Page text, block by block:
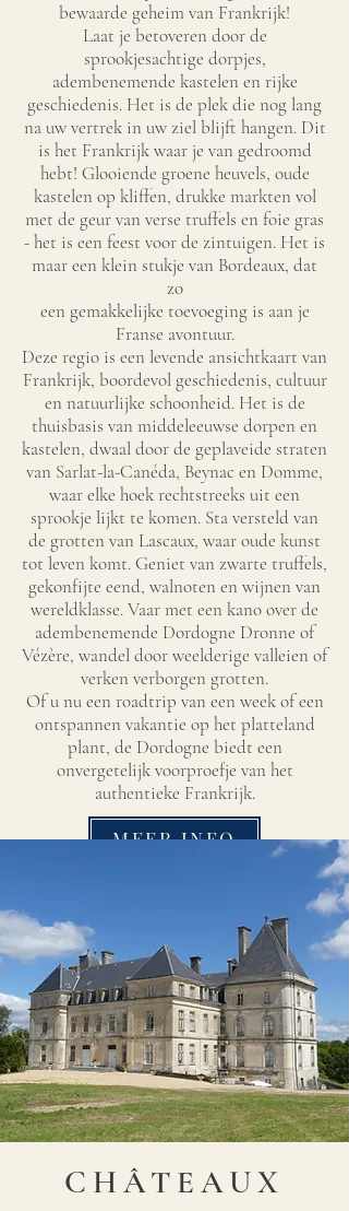
bewaarde geheim van Frankrijk!
Laat je betoveren door de
sprookjesachtige dorpjes,
adembenemende kastelen en rijke
geschiedenis. Het is de plek die nog lang
na uw vertrek in uw ziel blijft hangen. Dit
is het Frankrijk waar je van gedroomd
hebt! Glooiende groene heuvels, oude
kastelen op kliffen, drukke markten vol
met de geur van verse truffels en foie gras
- het is een feest voor de zintuigen. Het is
maar een klein stukje van Bordeaux, dat
zo
een gemakkelijke toevoeging is aan je
Franse avontuur.
Deze regio is een levende ansichtkaart van
Frankrijk, boordevol geschiedenis, cultuur
en natuurlijke schoonheid. Het is de
thuisbasis van middeleeuwse dorpen en
kastelen, dwaal door de geplaveide straten
van Sarlat-la-Canéda, Beynac en Domme,
waar elke hoek rechtstreeks uit een
sprookje lijkt te komen. Sta versteld van
de grotten van Lascaux, waar oude kunst
tot leven komt. Geniet van zwarte truffels,
gekonfijte eend, walnoten en wijnen van
wereldklasse. Vaar met een kano over de
adembenemende Dordogne Dronne of
Vézère, wandel door weelderige valleien of
verken verborgen grotten.
Of u nu een roadtrip van een week of een
ontspannen vakantie op het platteland
plant, de Dordogne biedt een
onvergetelijk voorproefje van het
authentieke Frankrijk.
MEER INFO
CHÂTEAUX